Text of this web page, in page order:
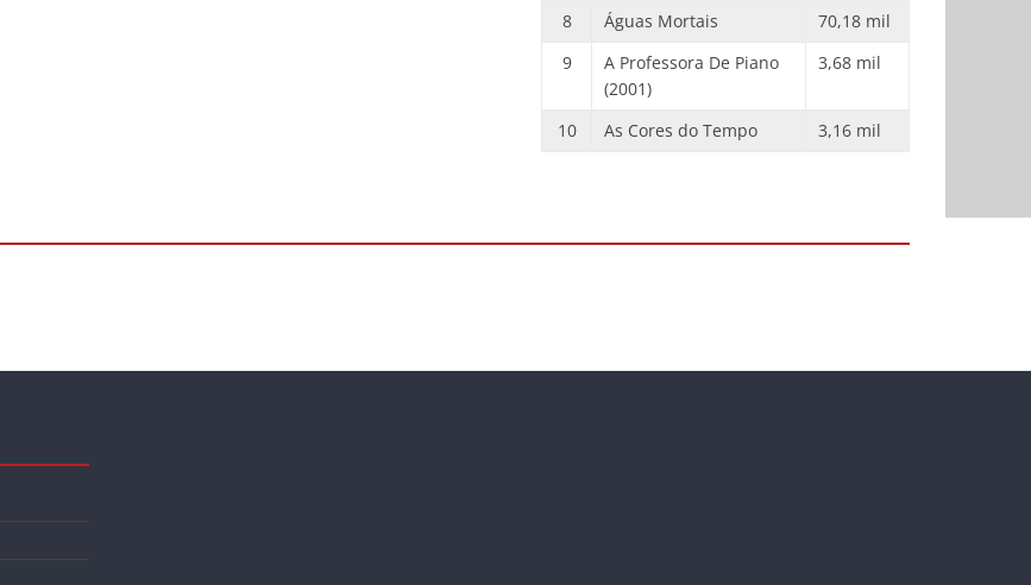
8
Águas Mortais
70,18 mil
9
A Professora De Piano
(2001)
3,68 mil
10 As Cores do Tempo 3,16 mil